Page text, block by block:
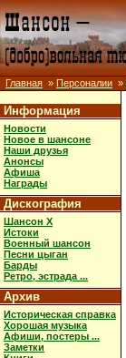
Главная » Персоналии »
Информация
Новости
Новое в шансоне
Наши друзья
Анонсы
Афиша
Награды
Дискография
Шансон X
Истоки
Военный шансон
Песни цыган
Барды
Ретро, эстрада ...
Архив
Историческая справка
Хорошая музыка
Афиши, постеры ...
Заметки